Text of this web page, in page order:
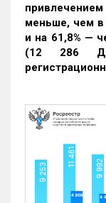
меньше, чем
и на 61,8% —
(12 286